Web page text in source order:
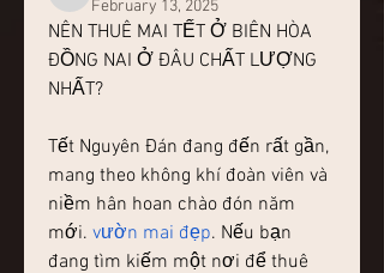
February 13, 2025
NÊN THUÊ MAI TẾT Ở BIÊN HÒA
ĐỒNG NAI Ở ĐÂU CHẤT LƯỢNG
NHẤT?
Tết Nguyên Đán đang đến rất gần,
mang theo không khí đoàn viên và
niềm hân hoan chào đón năm
mới. vườn mai đẹp. Nếu bạn
đang tìm kiếm một nơi để thuê